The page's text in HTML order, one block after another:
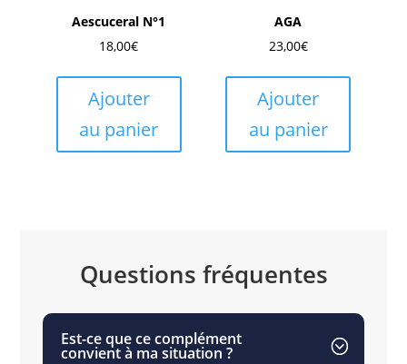
Aescuceral N°1
18,00€
Ajouter
au panier
AGA
23,00€
Ajouter
au panier
Questions fréquentes
Est-ce que ce complément
convient à ma situation ?